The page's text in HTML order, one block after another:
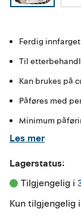
Ferdig
Til
Kan brukes på
Påføres med
Minimum
Les mer
Lagerstatus:
Tilgjengelig i
Kun tilgjengelig